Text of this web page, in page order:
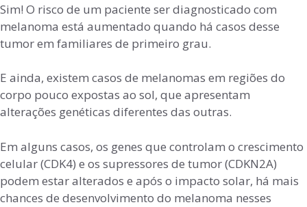
Sim! O risco de um paciente ser diagnosticado com
melanoma está aumentado quando há casos desse
tumor em familiares de primeiro grau.
E ainda, existem casos de melanomas em regiões do
corpo pouco expostas ao sol, que apresentam
alterações genéticas diferentes das outras.
Em alguns casos, os genes que controlam o crescimento
celular (CDK4) e os supressores de tumor (CDKN2A)
podem estar alterados e após o impacto solar, há mais
chances de desenvolvimento do melanoma nesses